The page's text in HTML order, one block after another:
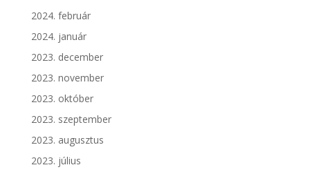
2024. február
2024. január
2023. december
2023. november
2023. október
2023. szeptember
2023. augusztus
2023. július